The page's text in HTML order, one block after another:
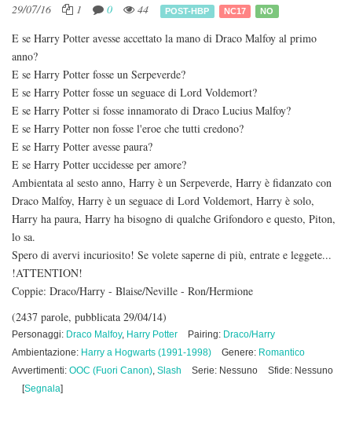
29/07/16 1 0 44 POST-HBP NC17 NO
E se Harry Potter avesse accettato la mano di Draco Malfoy al primo
anno?
E se Harry Potter fosse un Serpeverde?
E se Harry Potter fosse un seguace di Lord Voldemort?
E se Harry Potter si fosse innamorato di Draco Lucius Malfoy?
E se Harry Potter non fosse l'eroe che tutti credono?
E se Harry Potter avesse paura?
E se Harry Potter uccidesse per amore?
Ambientata al sesto anno, Harry è un Serpeverde, Harry è fidanzato con
Draco Malfoy, Harry è un seguace di Lord Voldemort, Harry è solo,
Harry ha paura, Harry ha bisogno di qualche Grifondoro e questo, Piton,
lo sa.
Spero di avervi incuriosito! Se volete saperne di più, entrate e leggete...
!ATTENTION!
Coppie: Draco/Harry - Blaise/Neville - Ron/Hermione
(2437 parole, pubblicata 29/04/14)
Personaggi: Draco Malfoy, Harry Potter Pairing: Draco/Harry
Ambientazione: Harry a Hogwarts (1991-1998) Genere: Romantico
Avvertimenti: OOC (Fuori Canon), Slash Serie: Nessuno
Sfide: Nessuno
[Segnala]